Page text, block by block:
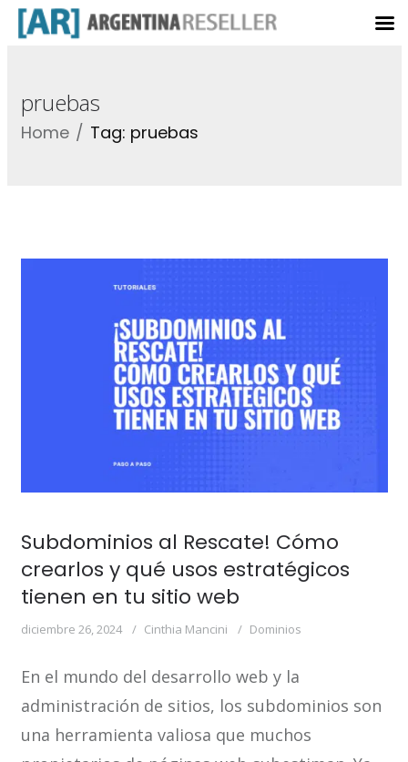
pruebas
Home Tag: pruebas
Subdominios al Rescate! Cómo
crearlos y qué usos estratégicos
tienen en tu sitio web
diciembre 26, 2024 Cinthia Mancini Dominios
En el mundo del desarrollo web y la
administración de sitios, los subdominios son
una herramienta valiosa que muchos